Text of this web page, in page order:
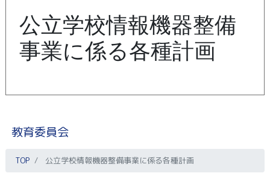
公立学校情報機器整備
事業に係る各種計画
教育委員会
TOP 公立学校情報機器整備事業に係る各種計画